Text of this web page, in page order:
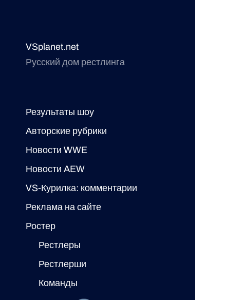
VSplanet.net
Русский дом рестлинга
Результаты шоу
Авторские рубрики
Новости WWE
Новости AEW
VS-Курилка: комментарии
Реклама на сайте
Ростер
Рестлеры
Рестлерши
Команды